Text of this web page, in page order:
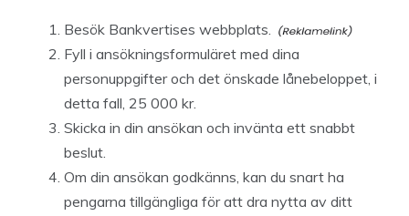
Besök Bankvertises webbplats.
Fyll i ansökningsformuläret med dina
personuppgifter och det önskade lånebeloppet, i
detta fall, 25 000 kr.
Skicka in din ansökan och invänta ett snabbt
beslut.
Om din ansökan godkänns, kan du snart ha
pengarna tillgängliga för att dra nytta av ditt